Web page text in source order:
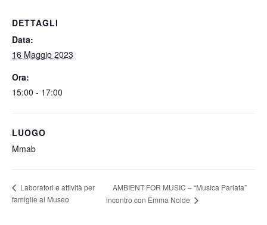
DETTAGLI
Data:
16 Maggio 2023
Ora:
15:00 - 17:00
LUOGO
Mmab
Laboratori e attività per
famiglie al Museo
AMBIENT FOR MUSIC – “Musica Parlata”
incontro con Emma Nolde